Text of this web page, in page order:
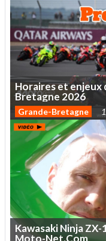
Horairesetenjeux
Bretagne 2026
Grande-Bretagne
KawasakiNinjaZX-
Moto-Net.Com